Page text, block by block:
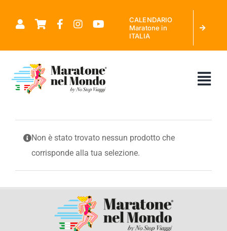
CALENDARIO
Maratone in
ITALIA
CHI SIAMO
MARATONE NEL MONDO
CALENDARIO MARATONE IN ITALIA
RICHIEDI PREVENTIVO
Non è stato trovato nessun prodotto che
corrisponde alla tua selezione.